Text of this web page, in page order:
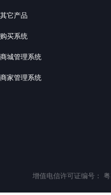
其它产品
购买系统
商城管理系统
商家管理系统
增值电信许可证编号：